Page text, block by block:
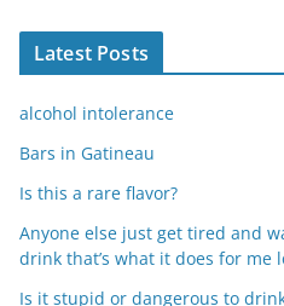
Latest Posts
alcohol intolerance
Bars in Gatineau
Is this a rare flavor?
Anyone else just get tired and
drink that’s what it does for me
Is it stupid or dangerous to